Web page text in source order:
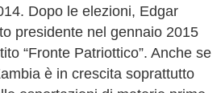
Dopo le elezioni, Edgar
presidente nel gennaio 2015
“Fronte Patriottico”. Anche se
è in crescita soprattutto